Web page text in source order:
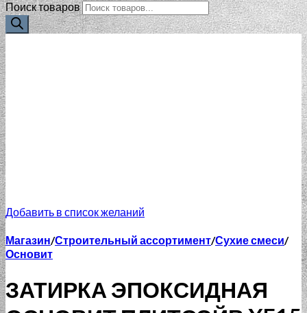
Поиск товаров
Добавить в список желаний
Магазин/Строительный ассортимент/Сухие смеси/
Основит
ЗАТИРКА ЭПОКСИДНАЯ